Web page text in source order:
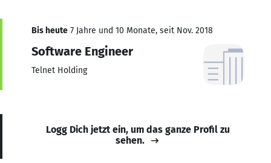
Bis heute 7 Jahre und 10 Monate, seit Nov. 2018
Software Engineer
Telnet Holding
Logg Dich jetzt ein, um das ganze Profil zu
sehen.